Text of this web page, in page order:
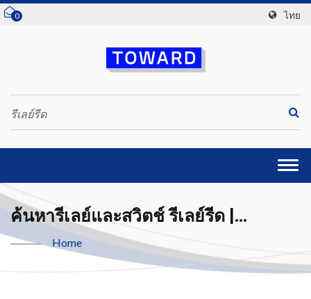
0 ไทย
ค้นหารีเลย์และสวิตช์ รีเลย์รีด |
Toward Technologies, Inc.
Home